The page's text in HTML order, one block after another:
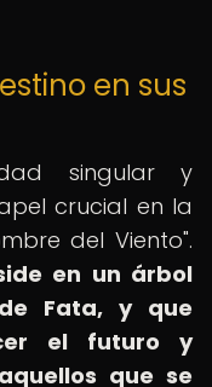
en sus
singular y
crucial en la
del Viento".
en un árbol
Fata, y que
el futuro y
que se